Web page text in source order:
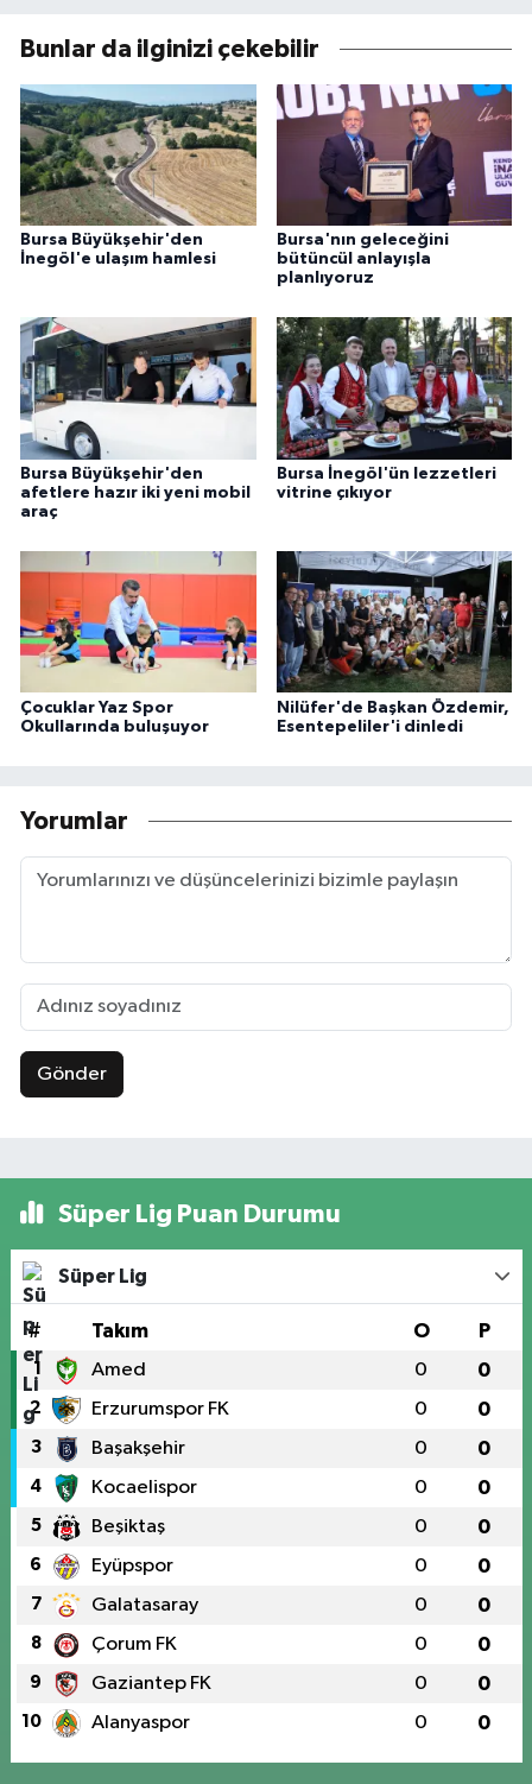
Bunlar da ilginizi çekebilir
Bursa Büyükşehir'den
İnegöl'e ulaşım hamlesi
Bursa'nın geleceğini
bütüncül anlayışla
planlıyoruz
Bursa Büyükşehir'den
afetlere hazır iki yeni mobil
araç
Bursa İnegöl'ün lezzetleri
vitrine çıkıyor
Çocuklar Yaz Spor
Okullarında buluşuyor
Nilüfer'de Başkan Özdemir,
Esentepeliler'i dinledi
Yorumlar
Gönder
Süper Lig Puan Durumu
Süper Lig
# Takım O P
1 Amed 0 0
2 Erzurumspor FK 0 0
3 Başakşehir 0 0
4 Kocaelispor 0 0
5 Beşiktaş 0 0
6 Eyüpspor 0 0
7 Galatasaray 0 0
8 Çorum FK 0 0
9 Gaziantep FK 0 0
10 Alanyaspor 0 0